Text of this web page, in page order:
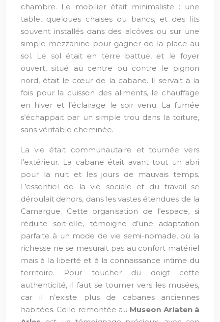
chambre. Le mobilier était minimaliste : une
table, quelques chaises ou bancs, et des lits
souvent installés dans des alcôves ou sur une
simple mezzanine pour gagner de la place au
sol. Le sol était en terre battue, et le foyer
ouvert, situé au centre ou contre le pignon
nord, était le cœur de la cabane. Il servait à la
fois pour la cuisson des aliments, le chauffage
en hiver et l’éclairage le soir venu. La fumée
s’échappait par un simple trou dans la toiture,
sans véritable cheminée.
La vie était communautaire et tournée vers
l’extérieur. La cabane était avant tout un abri
pour la nuit et les jours de mauvais temps.
L’essentiel de la vie sociale et du travail se
déroulait dehors, dans les vastes étendues de la
Camargue. Cette organisation de l’espace, si
réduite soit-elle, témoigne d’une adaptation
parfaite à un mode de vie semi-nomade, où la
richesse ne se mesurait pas au confort matériel
mais à la liberté et à la connaissance intime du
territoire. Pour toucher du doigt cette
authenticité, il faut se tourner vers les musées,
car il n’existe plus de cabanes anciennes
habitées. Celle remontée au Museon Arlaten à